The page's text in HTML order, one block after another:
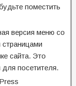
поместить
версия меню со
страницами
сайта. Это
для посетителя.